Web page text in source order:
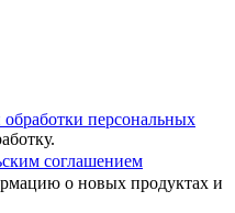
персональных
соглашением
о новых продуктах и